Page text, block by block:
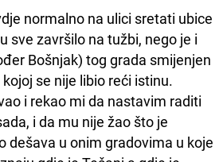
normalno na ulici sretati ubice
sve završilo na tužbi, nego je i
Bošnjak) tog grada smijenjen
se nije libio reći istinu.
i rekao mi da nastavim raditi
i da mu nije žao što je
dešava u onim gradovima u koje